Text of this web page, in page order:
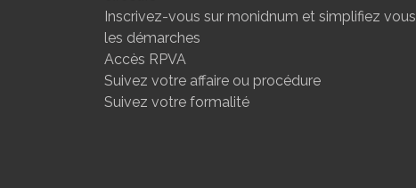
Inscrivez-vous sur monidnum et simplifiez vous
les démarches
Accès RPVA
Suivez votre affaire ou procédure
Suivez votre formalité